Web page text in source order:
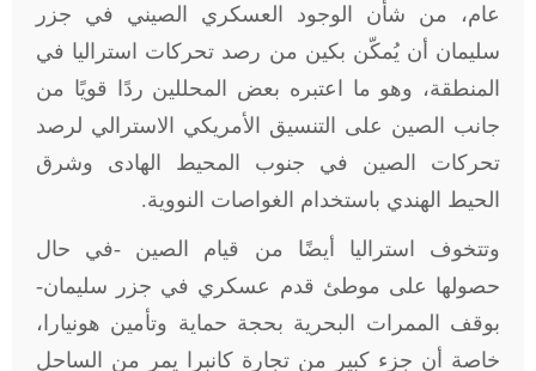
عام، من شأن الوجود العسكري الصيني في جزر
سليمان أن يُمكّن بكين من رصد تحركات استراليا في
المنطقة، وهو ما اعتبره بعض المحللين ردًا قويًا من
جانب الصين على التنسيق الأمريكي الاسترالي لرصد
تحركات الصين في جنوب المحيط الهادى وشرق
الحيط الهندي باستخدام الغواصات النووية.
وتتخوف استراليا أيضًا من قيام الصين -في حال
حصولها على موطئ قدم عسكري في جزر سليمان-
بوقف الممرات البحرية بحجة حماية وتأمين هونيارا،
خاصة أن جزء كبير من تجارة كانبرا يمر من الساحل